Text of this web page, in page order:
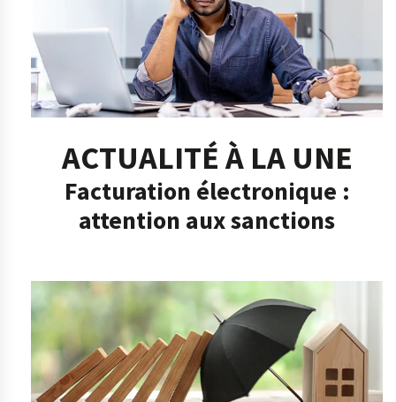
ACTUALITÉ À LA UNE
Facturation électronique :
attention aux sanctions